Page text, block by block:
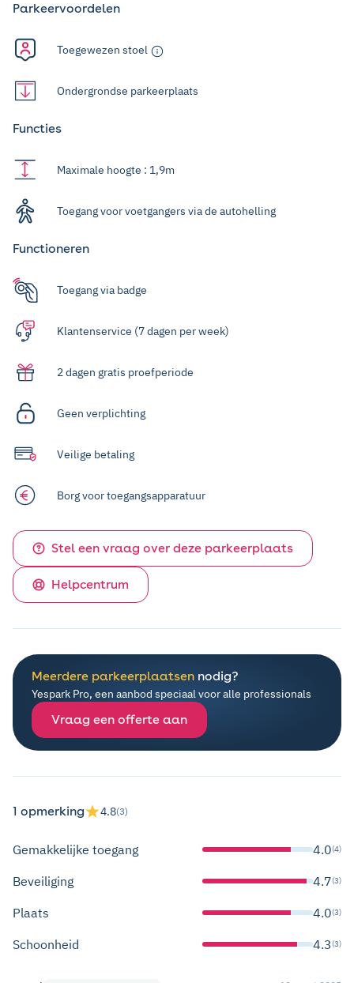
Parkeervoordelen
Toegewezen stoel
Ondergrondse parkeerplaats
Functies
Maximale hoogte : 1,9m
Toegang voor voetgangers via de autohelling
Functioneren
Toegang via badge
Klantenservice (7 dagen per week)
2 dagen gratis proefperiode
Geen verplichting
Veilige betaling
Borg voor toegangsapparatuur
Stel een vraag over deze parkeerplaats
Helpcentrum
Meerdere parkeerplaatsen nodig?
Yespark Pro, een aanbod speciaal voor alle professionals
Vraag een offerte aan
1 opmerking 4.8(3)
Gemakkelijke toegang 4.0(4)
Beveiliging 4.7(3)
Plaats 4.0(3)
Schoonheid 4.3(3)